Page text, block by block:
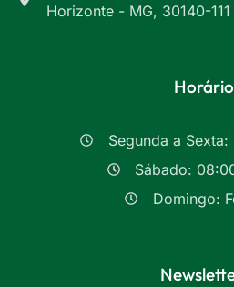
Horizonte - MG, 30140-111
Horário
Segunda a
Sábado:
Domingo: